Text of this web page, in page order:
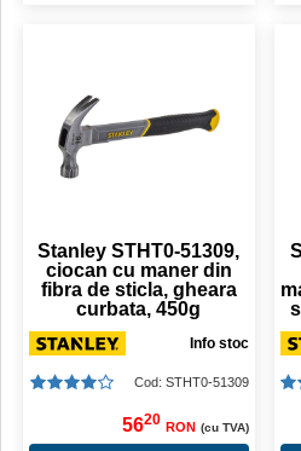
Stanley STHT0-51309,
ciocan cu maner din
fibra de sticla, gheara
curbata, 450g
Info stoc
Cod: STHT0-51309
5620 RON (cu TVA)